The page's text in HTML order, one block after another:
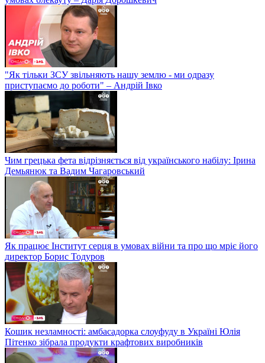
"Як тільки ЗСУ звільняють нашу землю - ми одразу
приступаємо до роботи" – Андрій Івко
Чим грецька фета відрізняється від українського набілу: Ірина
Демьянюк та Вадим Чагаровський
Як працює Інститут серця в умовах війни та про що мріє його
директор Борис Тодуров
Кошик незламності: амбасадорка слоуфуду в Україні Юлія
Пітенко зібрала продукти крафтових виробників